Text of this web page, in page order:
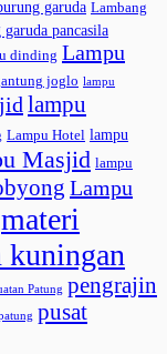
garuda Lambang
garuda pancasila
dinding Lampu
joglo lampu
lampu
Lampu Hotel lampu
Masjid lampu
Lampu
materi
kuningan
Patung pengrajin
pusat